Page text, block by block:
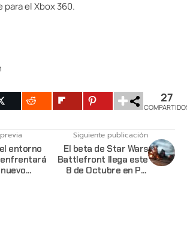
el Xbox 360.
27
entorno
Siguiente publicación
El beta de Star Wars
Battlefront llega este
8 de Octubre en PC,